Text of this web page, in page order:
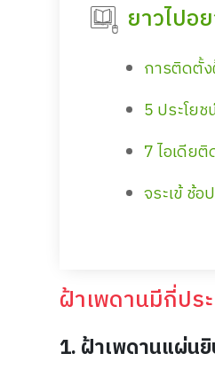
ยาวไปอ
การติดตั้
5 ประโย
7 ไอเดีย
จระเข้ ช้
ฝ้าเพดานมีกี่ปร
1. ฝ้าเพดานแผ่น